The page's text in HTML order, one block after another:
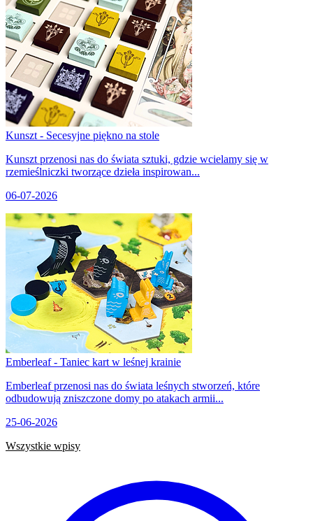
Kunszt - Secesyjne piękno na stole
Kunszt przenosi nas do świata sztuki, gdzie wcielamy się w
rzemieślniczki tworzące dzieła inspirowan...
06-07-2026
Emberleaf - Taniec kart w leśnej krainie
Emberleaf przenosi nas do świata leśnych stworzeń, które
odbudowują zniszczone domy po atakach armii...
25-06-2026
Wszystkie wpisy